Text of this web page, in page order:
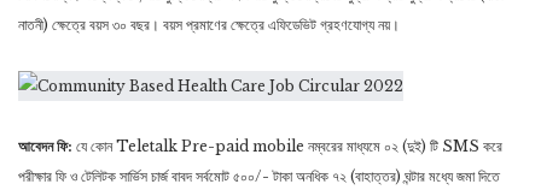
নাতনী) ক্ষেত্রে বয়স ৩০ বছর। বয়স প্রমাণের ক্ষেত্রে এফিডেভিট গ্রহণযােগ্য নয়।
আবেদন ফি: যে কোন Teletalk Pre-paid mobile নম্বরের মাধ্যমে ০২ (দুই) টি SMS করে
পরীক্ষার ফি ও টেলিটক সার্ভিস চার্জ বাবদ সর্বমােট ৫০০/- টাকা অনধিক ৭২ (বাহাত্তর) ঘন্টার মধ্যে জমা দিতে